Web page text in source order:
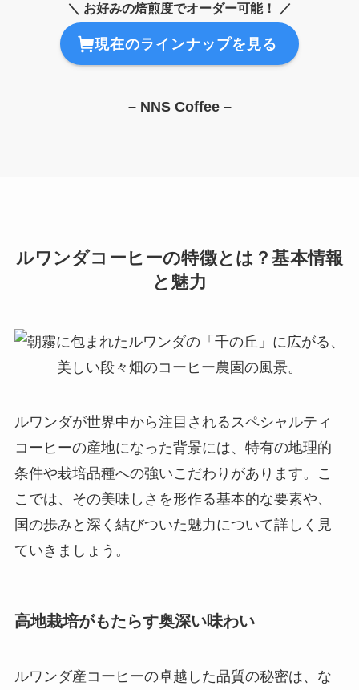
＼ お好みの焙煎度でオーダー可能！ ／
現在のラインナップを見る
– NNS Coffee –
ルワンダコーヒーの特徴とは？基本情報
と魅力
ルワンダが世界中から注目されるスペシャルティ
コーヒーの産地になった背景には、特有の地理的
条件や栽培品種への強いこだわりがあります。こ
こでは、その美味しさを形作る基本的な要素や、
国の歩みと深く結びついた魅力について詳しく見
ていきましょう。
高地栽培がもたらす奥深い味わい
ルワンダ産コーヒーの卓越した品質の秘密は、な